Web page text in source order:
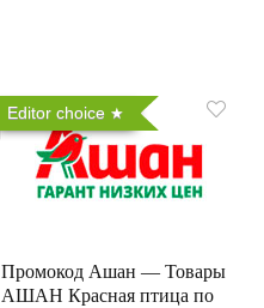
Editor choice
Промокод Ашан — Товары
АШАН Красная птица по